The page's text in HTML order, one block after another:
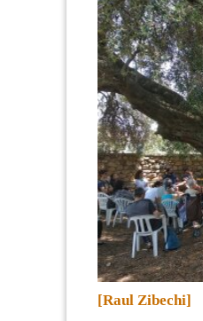
[Raul Zibechi]